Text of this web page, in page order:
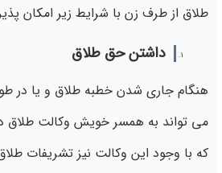
طلاق از طرف زن با شرایط زیر امکان
داشتن حق طلاق
هنگام جاری شدن خطبه طلاق و یا در
می تواند به همسر خویش وکالت طلاق
که با وجود این وکالت نیز تشریفات